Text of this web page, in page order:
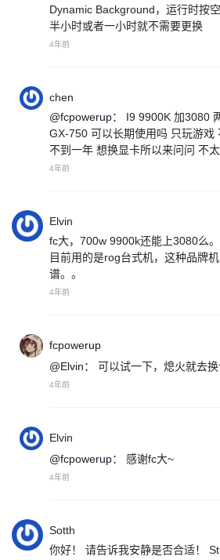
Dynamic Background，运行时按
半小时或者一小时就不需要更换
4年前
chen
@fcpowerup：
I9 9900K 加3080
GX-750 可以长期使用吗 只玩游戏
不到一年 想换显卡所以来问问 不
4年前
Elvin
fc大，700w 9900k还能上3080么。
目前用的是rog台式机，这种品牌
谱。。
4年前
fcpowerup
@Elvin：
可以试一下，熄火就去
4年前
Elvin
@fcpowerup：
感谢fc大~
4年前
Sotth
你好！ 请告诉我安静是否合适！